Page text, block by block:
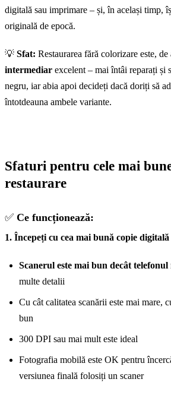
digitală sau imprimare – și, în același timp,
originală de epocă.
💡 Sfat: Restaurarea fără colorizare este, de
intermediar excelent – mai întâi reparați și
negru, iar abia apoi decideți dacă doriți să
întotdeauna ambele variante.
Sfaturi pentru cele mai
restaurare
✅ Ce funcționează:
1. Începeți cu cea mai bună copie
Scanerul este mai bun decât
multe detalii
Cu cât calitatea scanării este mai mare,
bun
300 DPI sau mai mult este ideal
Fotografia mobilă este OK pentru
versiunea finală folosiți un scaner